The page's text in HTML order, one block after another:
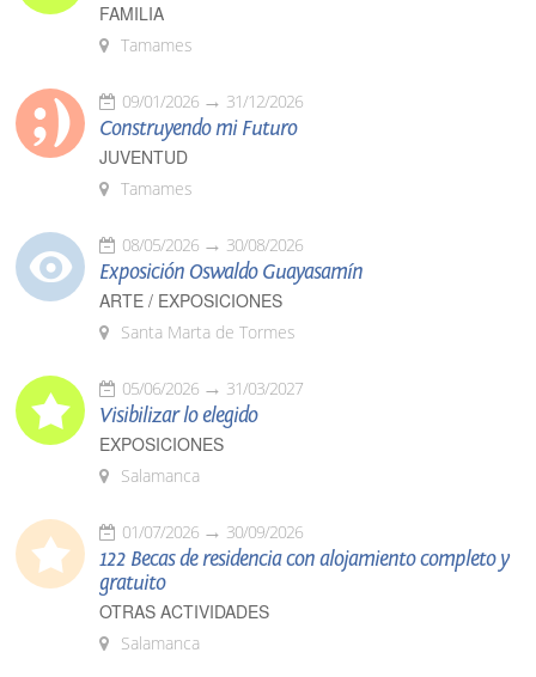
FAMILIA
Tamames
09/01/2026 31/12/2026
Construyendo mi Futuro
JUVENTUD
Tamames
08/05/2026 30/08/2026
Exposición Oswaldo Guayasamín
ARTE / EXPOSICIONES
Santa Marta de Tormes
05/06/2026 31/03/2027
Visibilizar lo elegido
EXPOSICIONES
Salamanca
01/07/2026 30/09/2026
122 Becas de residencia con alojamiento completo y
gratuito
OTRAS ACTIVIDADES
Salamanca